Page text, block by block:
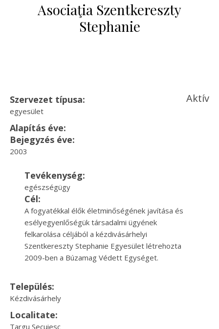
Asociaţia Szentkereszty
Stephanie
Szervezet típusa:
egyesület
Aktív
Alapítás éve:
Bejegyzés éve:
2003
Tevékenység:
egészségügy
Cél:
A fogyatékkal élők életminőségének javítása és
esélyegyenlőségük társadalmi ügyének
felkarolása céljából a kézdivásárhelyi
Szentkereszty Stephanie Egyesület létrehozta
2009-ben a Búzamag Védett Egységet.
Település:
Kézdivásárhely
Localitate:
Targu Secuiesc